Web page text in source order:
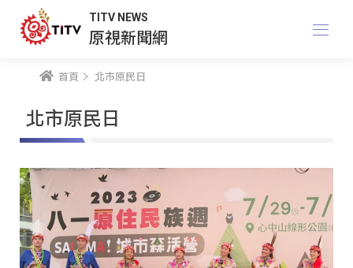
TITV NEWS
原視新聞網
首頁 北市原民日
北市原民日